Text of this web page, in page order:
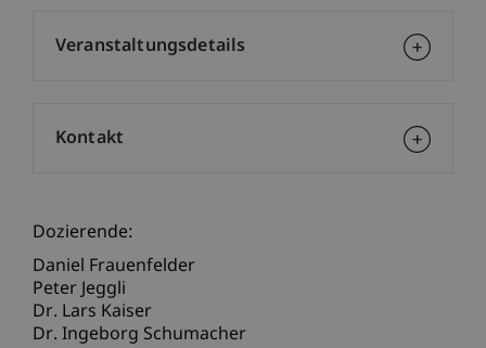
Dozierende:
Daniel Frauenfelder
Peter Jeggli
Dr. Lars Kaiser
Dr. Ingeborg Schumacher
Veranstaltungsdetails
Kontakt